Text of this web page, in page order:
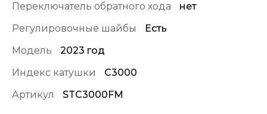
Переключатель обратного хода
нет
Регулировочные шайбы
Есть
Модель
2023 год
Индекс катушки
C3000
Артикул
STC3000FM